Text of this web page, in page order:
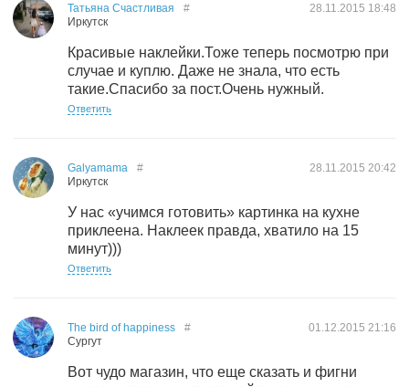
Татьяна Счастливая
Иркутск
28.11.2015 18:48
#
Красивые наклейки.Тоже теперь посмотрю при
случае и куплю. Даже не знала, что есть
такие.Спасибо за пост.Очень нужный.
Ответить
Galyamama
Иркутск
28.11.2015 20:42
#
У нас «учимся готовить» картинка на кухне
приклеена. Наклеек правда, хватило на 15
минут)))
Ответить
The bird of happiness
Сургут
01.12.2015 21:16
#
Вот чудо магазин, что еще сказать и фигни